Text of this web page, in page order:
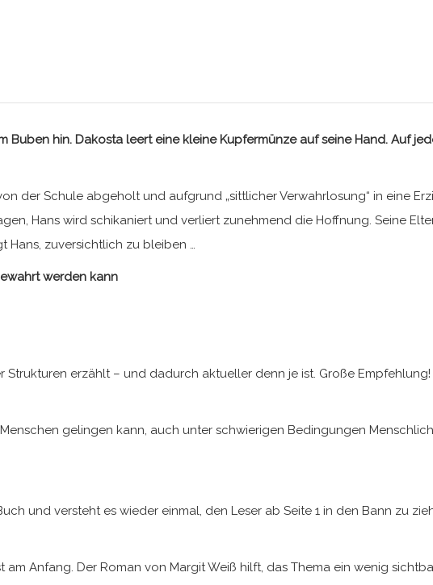
hin. Dakosta leert eine kleine Kupfermünze auf seine Hand. Auf
der Schule abgeholt und aufgrund „sittlicher Verwahrlosung“ in eine
Hans wird schikaniert und verliert zunehmend die Hoffnung. Seine
zuversichtlich zu bleiben …
werden kann
erzählt – und dadurch aktueller denn je ist. Große Empfehlung!
gelingen kann, auch unter schwierigen Bedingungen
und versteht es wieder einmal, den Leser ab Seite 1 in den Bann zu
Anfang. Der Roman von Margit Weiß hilft, das Thema ein wenig